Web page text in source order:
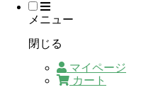
メニュー
閉じる
マイページ
カート